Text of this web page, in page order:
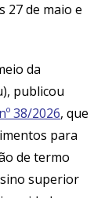
27 de maio e
da
publicou
38/2026, que
para
de termo
superior